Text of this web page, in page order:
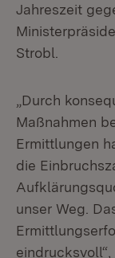
Jahreszeit
Strobl.
„Durch
Maßnahmen
Ermittlungen
die
unser Weg.